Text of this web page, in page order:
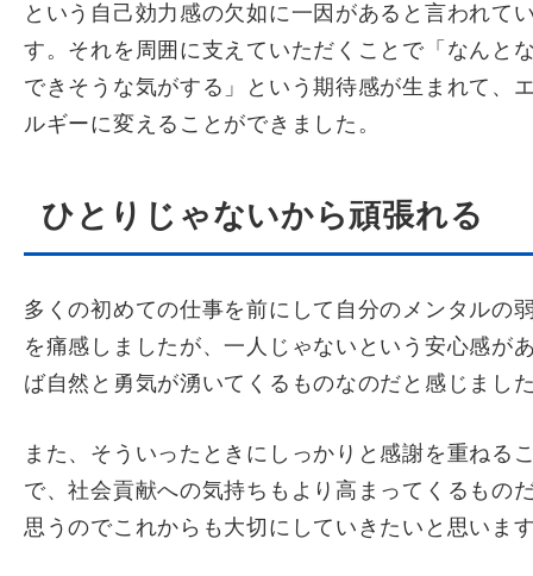
という自己効力感の欠如に一因があると言われて
す。それを周囲に支えていただくことで「なんと
できそうな気がする」という期待感が生まれて、
ルギーに変えることができました。
ひとりじゃないから頑張れる
多くの初めての仕事を前にして自分のメンタルの
を痛感しましたが、一人じゃないという安心感が
ば自然と勇気が湧いてくるものなのだと感じまし
また、そういったときにしっかりと感謝を重ねる
で、社会貢献への気持ちもより高まってくるもの
思うのでこれからも大切にしていきたいと思いま